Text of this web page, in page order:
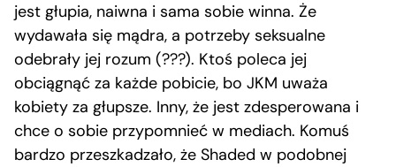
jest głupia, naiwna i sama sobie winna. Że
wydawała się mądra, a potrzeby seksualne
odebrały jej rozum (???). Ktoś poleca jej
obciągnąć za każde pobicie, bo JKM uważa
kobiety za głupsze. Inny, że jest zdesperowana i
chce o sobie przypomnieć w mediach. Komuś
bardzo przeszkadzało, że Shaded w podobnej